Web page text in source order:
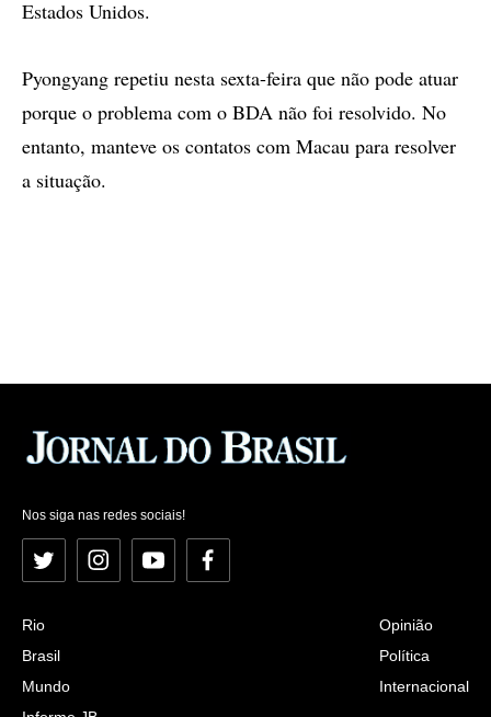
Estados Unidos.
Pyongyang repetiu nesta sexta-feira que não pode atuar
porque o problema com o BDA não foi resolvido. No
entanto, manteve os contatos com Macau para resolver
a situação.
Nos siga nas redes sociais!
Twitter InstagramYouTubeFacebook
Rio
Brasil
Mundo
Opinião
Política
Internacional